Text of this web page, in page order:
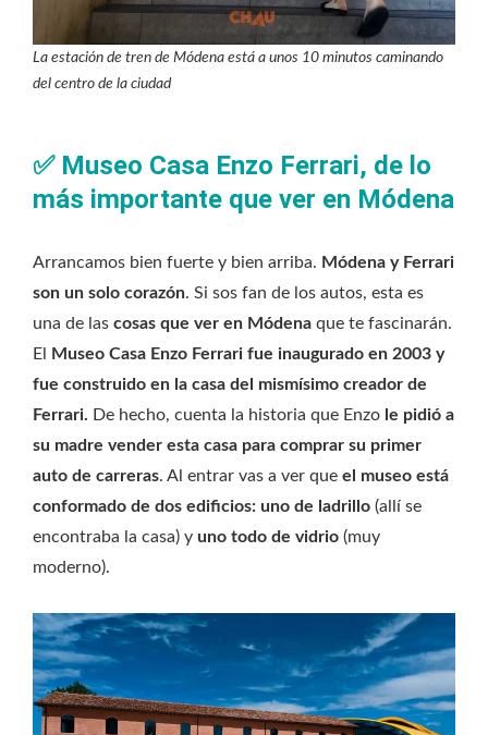
La estación de tren de Módena está a unos 10 minutos caminando
del centro de la ciudad
✅ Museo Casa Enzo Ferrari, de lo
más importante que ver en Módena
Arrancamos bien fuerte y bien arriba. Módena y Ferrari
son un solo corazón. Si sos fan de los autos, esta es
una de las cosas que ver en Módena que te fascinarán.
El
Museo Casa Enzo Ferrari fue inaugurado en 2003 y
fue construido en la casa del mismísimo creador de
Ferrari. De hecho, cuenta la historia que Enzo le pidió a
su madre vender esta casa para comprar su primer
auto de carreras. Al entrar vas a ver que el museo está
conformado de dos edificios: uno de ladrillo (allí se
encontraba la casa) y uno todo de vidrio (muy
moderno).